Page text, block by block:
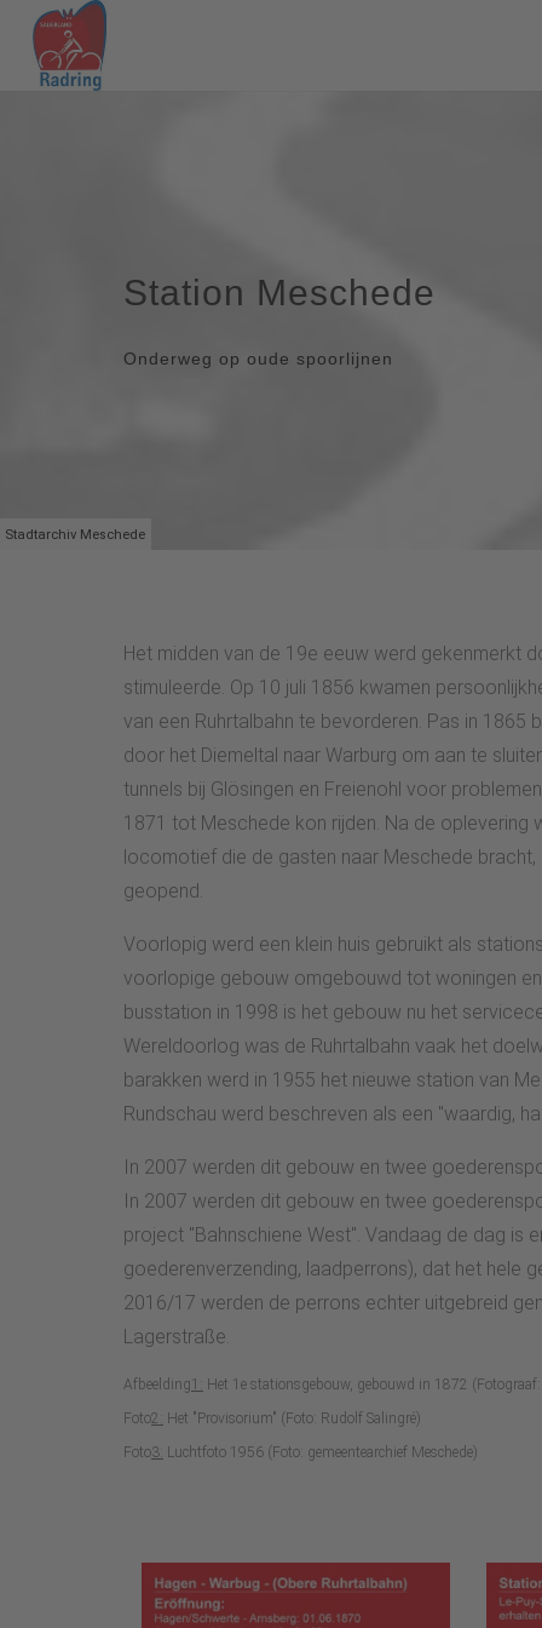
Stadtarchiv Meschede
Station Meschede
Onderweg op oude spoorlijnen
Het midden van de 19e eeuw werd gekenmerkt
stimuleerde. Op 10 juli 1856 kwamen
van een Ruhrtalbahn te bevorderen. Pas in
door het Diemeltal naar Warburg om aan te
tunnels bij Glösingen en Freienohl voor
1871 tot Meschede kon rijden. Na de
locomotief die de gasten naar Meschede
geopend.
Voorlopig werd een klein huis gebruikt als
voorlopige gebouw omgebouwd tot woningen
busstation in 1998 is het gebouw nu het
Wereldoorlog was de Ruhrtalbahn vaak het
barakken werd in 1955 het nieuwe station van
Rundschau werd beschreven als een "waardig,
In 2007 werden dit gebouw en twee
In 2007 werden dit gebouw en twee
project "Bahnschiene West". Vandaag de dag is
goederenverzending, laadperrons), dat het hele
2016/17 werden de perrons echter uitgebreid
Lagerstraße.
Afbeelding1:
Het 1e stationsgebouw, gebouwd in 1872
Foto2:
Het "Provisorium" (Foto: Rudolf Salingré)
Foto3: Luchtfoto 1956 (Foto: gemeentearchief Meschede)